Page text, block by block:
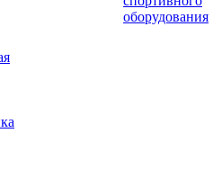
оборудования